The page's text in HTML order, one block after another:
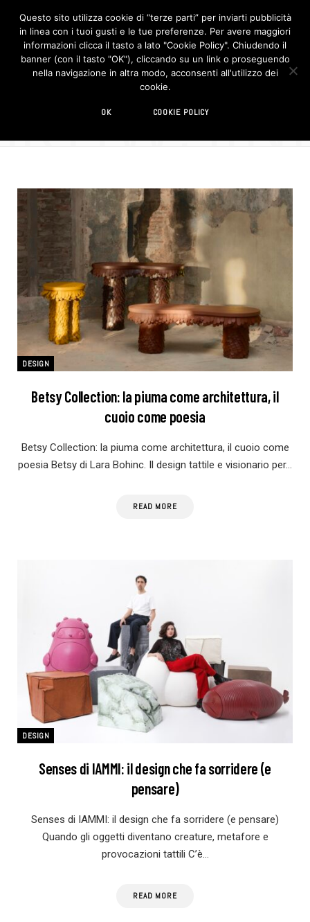
F
c
e
b
o
I
n
s
t
Design Street
DESIGN
Betsy Collection: la piuma come architettura, il
cuoio come poesia
Betsy Collection: la piuma come architettura, il cuoio come
poesia Betsy di Lara Bohinc. Il design tattile e visionario per…
READ MORE
DESIGN
Senses di IAMMI: il design che fa sorridere (e
pensare)
Senses di IAMMI: il design che fa sorridere (e pensare)
Quando gli oggetti diventano creature, metafore e
provocazioni tattili C’è…
READ MORE
Questo sito utilizza cookie di “terze parti” per inviarti pubblicità
in linea con i tuoi gusti e le tue preferenze. Per avere maggiori
informazioni clicca il tasto a lato "Cookie Policy". Chiudendo il
banner (con il tasto "OK"), cliccando su un link o proseguendo
nella navigazione in altra modo, acconsenti all'utilizzo dei
cookie.
OK COOKIE POLICY